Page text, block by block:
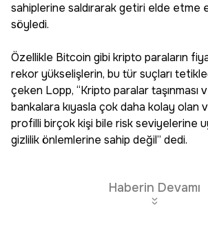
sahiplerine saldırarak getiri elde etme
söyledi.
Özellikle Bitcoin gibi kripto paraların
rekor yükselişlerin, bu tür suçları
çeken Lopp, “Kripto paralar taşınması
bankalara kıyasla çok daha kolay olan
profilli birçok kişi bile risk seviyelerine
gizlilik önlemlerine sahip değil” dedi.
Haberin Devamı